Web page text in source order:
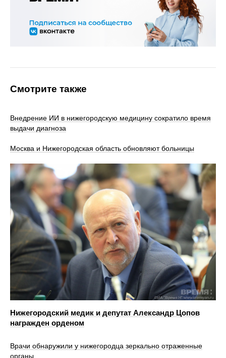
Смотрите также
Внедрение ИИ в нижегородскую медицину сократило время
выдачи диагноза
Москва и Нижегородская область обновляют больницы
Нижегородский медик и депутат Александр Цопов
награжден орденом
Врачи обнаружили у нижегородца зеркально отраженные
органы